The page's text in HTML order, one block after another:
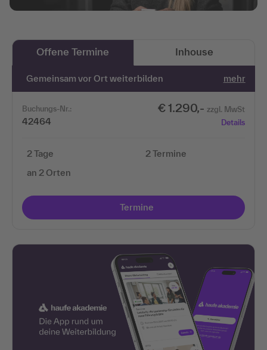
Offene Termine Inhouse
Gemeinsam vor Ort weiterbilden mehr
Buchungs-Nr.:
42464
€ 1.290,- zzgl. MwSt
Details
2 Tage
an 2 Orten
2 Termine
Termine